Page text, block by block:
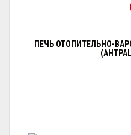
ПЕЧЬ ОТОПИТЕЛЬНО-